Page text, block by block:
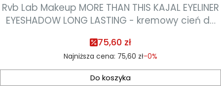
Rvb Lab Makeup MORE THAN THIS KAJAL EYELINER
EYESHADOW LONG LASTING - kremowy cień do
75,60 zł
Najniższa cena: 75,60 zł-0%
Do koszyka